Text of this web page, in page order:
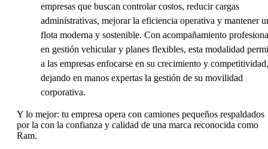
empresas que buscan controlar costos, reducir cargas
administrativas, mejorar la eficiencia operativa y mantener
flota moderna y sostenible. Con acompañamiento
en gestión vehicular y planes flexibles, esta modalidad
a las empresas enfocarse en su crecimiento y competitividad,
dejando en manos expertas la gestión de su movilidad
corporativa.
Y lo mejor: tu empresa opera con camiones pequeños respaldados
por la con la confianza y calidad de una marca reconocida como
Ram.